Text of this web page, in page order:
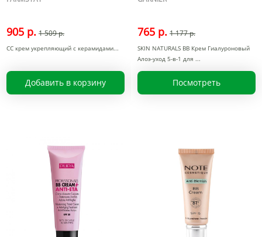
905 р. 1 509 р.
СС крем укрепляющий с керамидами
Добавить в корзину
765 р. 1 177 р.
SKIN NATURALS BB Крем Гиалуроновый
Алоэ-уход 5-в-1 для
Посмотреть